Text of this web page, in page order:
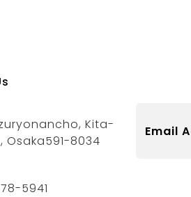
Kita-
Osaka591-8034
5941